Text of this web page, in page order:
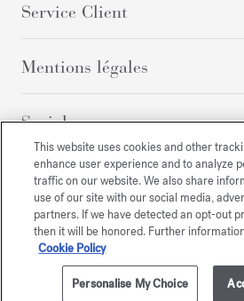
Service Client
Mentions légales
Social
Tous droits
/ USD PLAN
This website uses cookies and other
enhance user experience and to analyze
traffic on our website. We also share
use of our site with our social media,
partners. If we have detected an opt-out
then it will be honored. Further
Cookie Policy
Personalise My Choice